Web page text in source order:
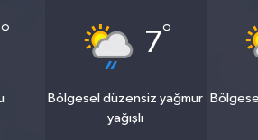
° 7°
Bölgesel düzensiz yağmur
yağışlı